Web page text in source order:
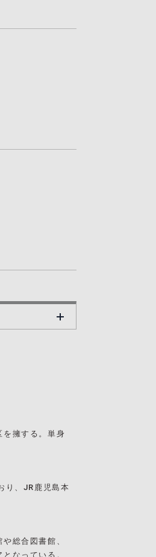
を擁する。単身
り、JR鹿児島本
総合図書館、
なっている。